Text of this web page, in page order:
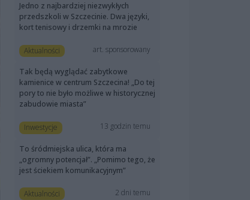
Jedno z najbardziej niezwykłych
przedszkoli w Szczecinie. Dwa języki,
kort tenisowy i drzemki na mrozie
Aktualności art. sponsorowany
Tak będą wyglądać zabytkowe
kamienice w centrum Szczecina! „Do tej
pory to nie było możliwe w historycznej
zabudowie miasta”
Inwestycje 13 godzin temu
To śródmiejska ulica, która ma
„ogromny potencjał”. „Pomimo tego, że
jest ściekiem komunikacyjnym”
Aktualności 2 dni temu